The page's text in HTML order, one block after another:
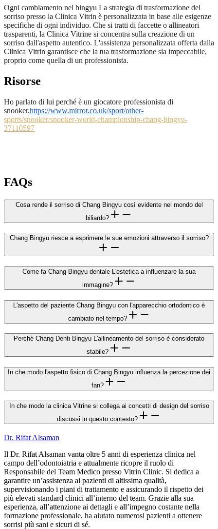
Ogni cambiamento nel bingyu La strategia di trasformazione del
sorriso presso la Clinica Vitrin è personalizzata in base alle esigenze
specifiche di ogni individuo. Che si tratti di faccette o allineatori
trasparenti, la Clinica Vitrine si concentra sulla creazione di un
sorriso dall'aspetto autentico. L'assistenza personalizzata offerta dalla
Clinica Vitrin garantisce che la tua trasformazione sia impeccabile,
proprio come quella di un professionista.
Risorse
Ho parlato di lui perché è un giocatore professionista di
snooker.https://www.mirror.co.uk/sport/other-
sports/snooker/snooker-world-championship-chang-bingyu-
37110597
FAQs
Cosa rende il sorriso di Chang Bingyu così evidente nel mondo del
biliardo?
Chang Bingyu riesce a esprimere le sue emozioni attraverso il sorriso?
Come fa Chang Bingyu dentale L'estetica a influenzare la sua
immagine?
L'aspetto del paziente Chang Bingyu con l'apparecchio ortodontico è
cambiato nel tempo?
Perché Chang Denti Bingyu L'allineamento del sorriso è considerato
stabile?
In che modo l'aspetto fisico di Chang Bingyu influenza la percezione dei
fan?
In che modo la clinica Vitrine si collega ai concetti di design del sorriso
discussi in questo contesto?
Dr. Rifat Alsaman
Il Dr. Rifat Alsaman vanta oltre 5 anni di esperienza clinica nel
campo dell’odontoiatria e attualmente ricopre il ruolo di
Responsabile del Team Medico presso Vitrin Clinic. Si dedica a
garantire un’assistenza ai pazienti di altissima qualità,
supervisionando i piani di trattamento e assicurando il rispetto dei
più elevati standard clinici all’interno del team. Grazie alla sua
esperienza, all’attenzione ai dettagli e all’impegno costante nella
formazione professionale, ha aiutato numerosi pazienti a ottenere
sorrisi più sani e sicuri di sé.